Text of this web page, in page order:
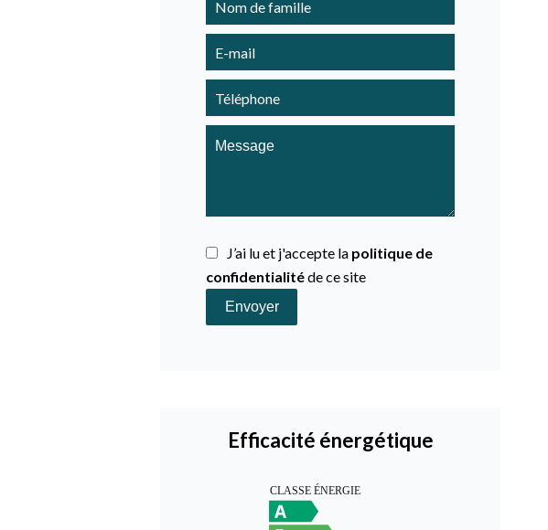
J’ai lu et j'accepte la politique de
confidentialitéde ce site
Envoyer
Efficacité énergétique